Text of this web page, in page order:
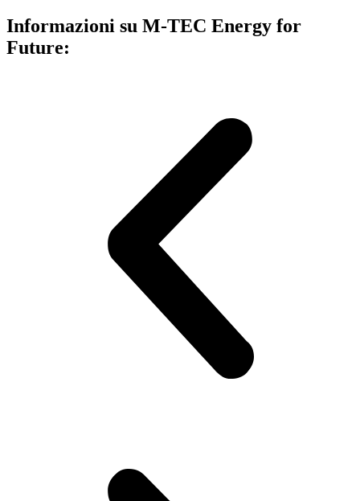
Informazioni su M-TEC Energy for
Future: